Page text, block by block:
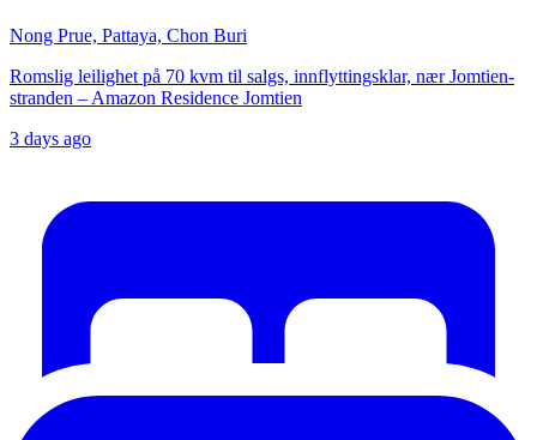
Nong Prue, Pattaya, Chon Buri
Romslig leilighet på 70 kvm til salgs, innflyttingsklar, nær Jomtien-
stranden – Amazon Residence Jomtien
3 days ago